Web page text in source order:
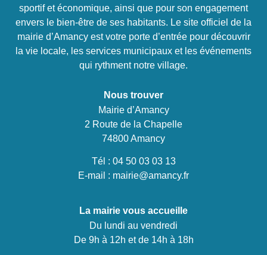
sportif et économique, ainsi que pour son engagement
envers le bien-être de ses habitants. Le site officiel de la
mairie d’Amancy est votre porte d’entrée pour découvrir
la vie locale, les services municipaux et les événements
qui rythment notre village.
Nous trouver
Mairie d’Amancy
2 Route de la Chapelle
74800 Amancy
Tél : 04 50 03 03 13
E-mail : mairie@amancy.fr
La mairie vous accueille
Du lundi au vendredi
De 9h à 12h et de 14h à 18h